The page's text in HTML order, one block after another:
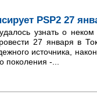
PSP2 27
узнать о
27 января в
источника,
поколения -...